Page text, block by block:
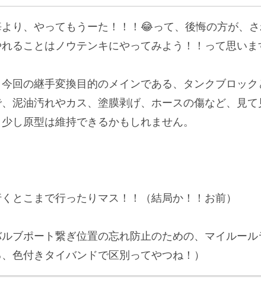
り、やってもうーた！！！😂って、後悔の方が、
ることはノウテンキにやってみよう！！って思い
今回の継手変換目的のメインである、タンクブロッ
、泥油汚れやカス、塗膜剥げ、ホースの傷など、見
し原型は維持できるかもしれません。
とこまで行ったりマス！！（結局か！！お前）
ブポート繋ぎ位置の忘れ防止のための、マイルー
色付きタイバンドで区別ってやつね！）